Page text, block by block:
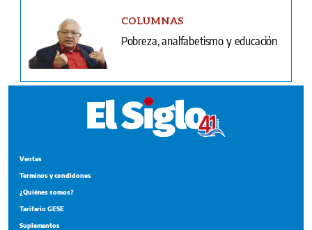
COLUMNAS
Pobreza, analfabetismo y educación
Ventas
Terminos y condiciones
¿Quiénes somos?
Tarifario GESE
Suplementos